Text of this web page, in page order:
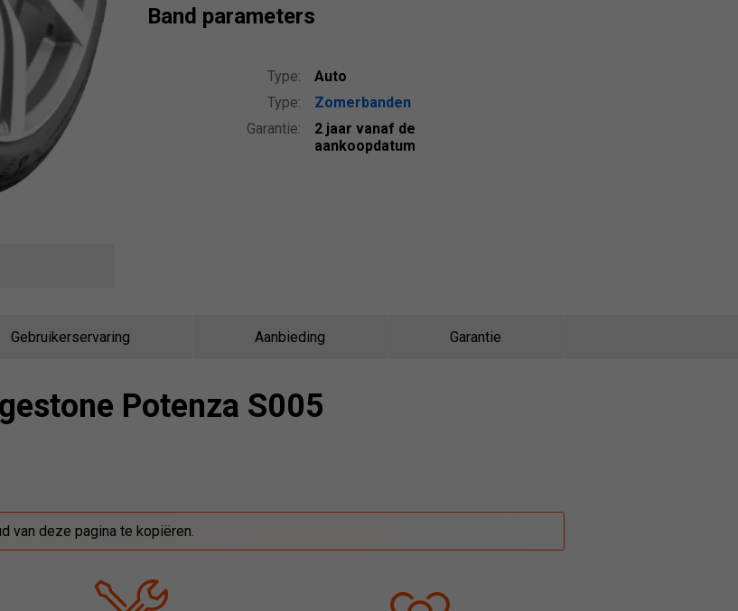
Band parameters
Type:
Auto
Type:
Zomerbanden
Garantie:
2 jaar vanaf de
aankoopdatum
Gebruikerservaring Aanbieding Garantie
Potenza S005
van deze pagina te kopiëren.